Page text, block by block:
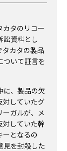
カタのリコー
訟資料とし
カタの製品
ついて証言を
に、製品の欠
対していたグ
ーガルが、メ
対していた幹
ーとなるの
見を封殺した